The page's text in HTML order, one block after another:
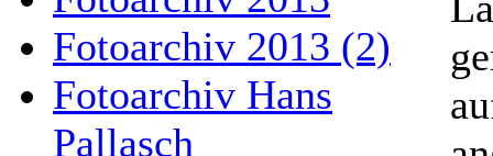
Fotoarchiv 2013 (2)
Fotoarchiv Hans
Pallasch